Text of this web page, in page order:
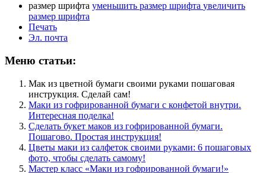
размер шрифта уменьшить размер шрифта увеличить
размер шрифта
Печать
Эл. почта
Меню статьи:
Мак из цветной бумаги своими руками пошаговая
инструкция. Сделай сам!
Маки из гофрированной бумаги с конфетой внутри.
Интересная поделка!
Сделать букет маков из гофрированной бумаги.
Пошагово. Простая инструкция!
Цветы маки из салфеток своими руками: 6 пошаговых
фото, чтобы сделать самому!
Мастер класс «Маки из гофрированной бумаги!»